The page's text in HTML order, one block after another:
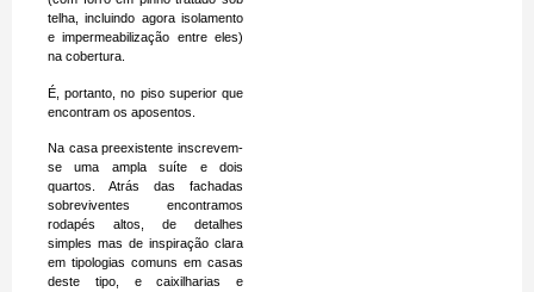
telha, incluindo agora isolamento
e impermeabilização entre eles)
na cobertura.
É, portanto, no piso superior que
encontram os aposentos.
Na casa preexistente inscrevem-
se uma ampla suíte e dois
quartos. Atrás das fachadas
sobreviventes encontramos
rodapés altos, de detalhes
simples mas de inspiração clara
em tipologias comuns em casas
deste tipo, e caixilharias e